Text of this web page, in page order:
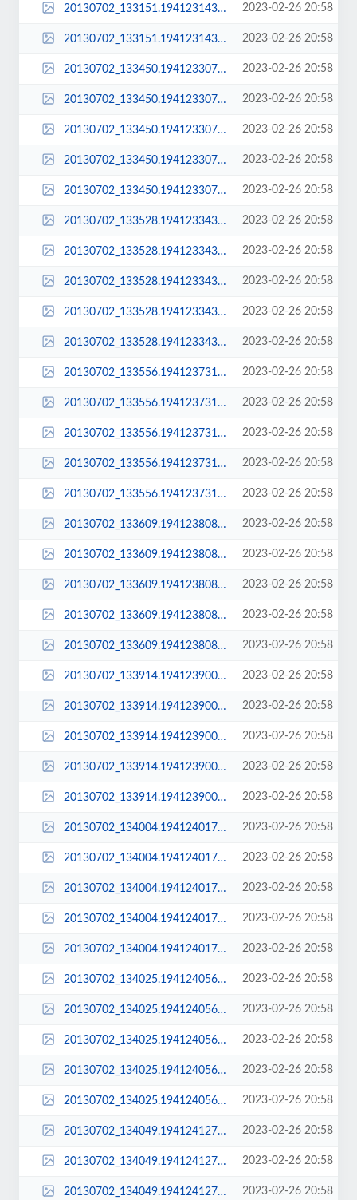
20130702_133151.194123143_sq_thumb_s.jpg 2023-02-26 20:58
20130702_133151.194123143_std.jpg 2023-02-26 20:58
20130702_133450.194123307.jpg 2023-02-26 20:58
20130702_133450.194123307_large.jpg 2023-02-26 20:58
20130702_133450.194123307_sq_thumb_m.jpg 2023-02-26 20:58
20130702_133450.194123307_sq_thumb_s.jpg 2023-02-26 20:58
20130702_133450.194123307_std.jpg 2023-02-26 20:58
20130702_133528.194123343.jpg 2023-02-26 20:58
20130702_133528.194123343_large.jpg 2023-02-26 20:58
20130702_133528.194123343_sq_thumb_m.jpg 2023-02-26 20:58
20130702_133528.194123343_sq_thumb_s.jpg 2023-02-26 20:58
20130702_133528.194123343_std.jpg 2023-02-26 20:58
20130702_133556.194123731.jpg 2023-02-26 20:58
20130702_133556.194123731_large.jpg 2023-02-26 20:58
20130702_133556.194123731_sq_thumb_m.jpg 2023-02-26 20:58
20130702_133556.194123731_sq_thumb_s.jpg 2023-02-26 20:58
20130702_133556.194123731_std.jpg 2023-02-26 20:58
20130702_133609.194123808.jpg 2023-02-26 20:58
20130702_133609.194123808_large.jpg 2023-02-26 20:58
20130702_133609.194123808_sq_thumb_m.jpg 2023-02-26 20:58
20130702_133609.194123808_sq_thumb_s.jpg 2023-02-26 20:58
20130702_133609.194123808_std.jpg 2023-02-26 20:58
20130702_133914.194123900.jpg 2023-02-26 20:58
20130702_133914.194123900_large.jpg 2023-02-26 20:58
20130702_133914.194123900_sq_thumb_m.jpg 2023-02-26 20:58
20130702_133914.194123900_sq_thumb_s.jpg 2023-02-26 20:58
20130702_133914.194123900_std.jpg 2023-02-26 20:58
20130702_134004.194124017.jpg 2023-02-26 20:58
20130702_134004.194124017_large.jpg 2023-02-26 20:58
20130702_134004.194124017_sq_thumb_m.jpg 2023-02-26 20:58
20130702_134004.194124017_sq_thumb_s.jpg 2023-02-26 20:58
20130702_134004.194124017_std.jpg 2023-02-26 20:58
20130702_134025.194124056.jpg 2023-02-26 20:58
20130702_134025.194124056_large.jpg 2023-02-26 20:58
20130702_134025.194124056_sq_thumb_m.jpg 2023-02-26 20:58
20130702_134025.194124056_sq_thumb_s.jpg 2023-02-26 20:58
20130702_134025.194124056_std.jpg 2023-02-26 20:58
20130702_134049.194124127.jpg 2023-02-26 20:58
20130702_134049.194124127_large.jpg 2023-02-26 20:58
20130702_134049.194124127_sq_thumb_m.jpg 2023-02-26 20:58